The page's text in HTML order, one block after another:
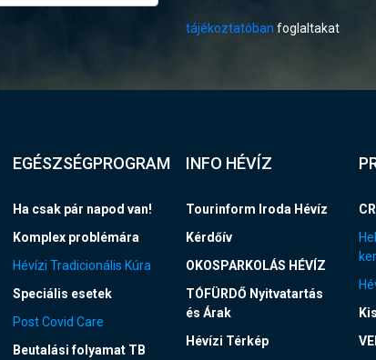
tájékoztatóban foglaltakat
EGÉSZSÉGPROGRAM
Ha csak pár napod van!
Komplex problémára
Hévízi Tradicionális Kúra
Speciális esetek
Post Covid Care
Beutalási folyamat TB
INFO HÉVÍZ
Tourinform Iroda Hévíz
Kérdőív
OKOSPARKOLÁS HÉVÍZ
TÓFÜRDŐ Nyitvatartás
és Árak
Hévízi Térkép